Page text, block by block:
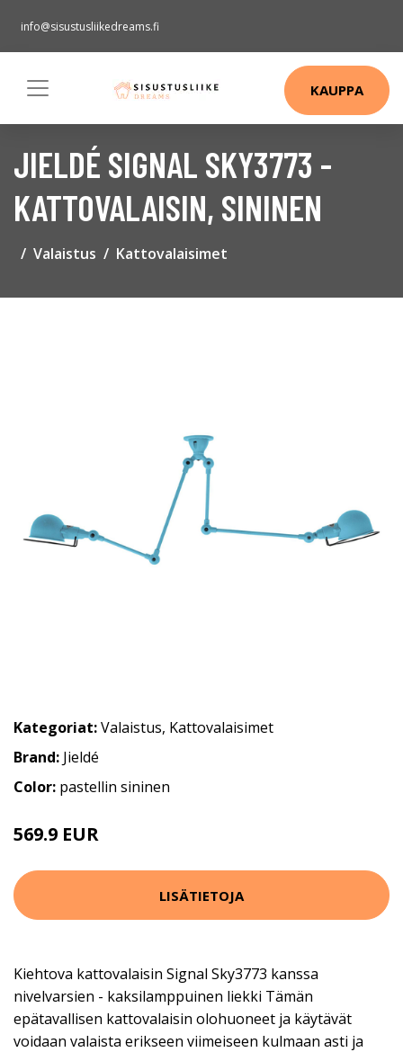
info@sisustusliikedreams.fi
KAUPPA
JIELDÉ SIGNAL SKY3773 -
KATTOVALAISIN, SININEN
Valaistus Kattovalaisimet
Kategoriat:Valaistus, Kattovalaisimet
Brand: Jieldé
Color: pastellin sininen
569.9 EUR
LISÄTIETOJA
Kiehtova kattovalaisin Signal Sky3773 kanssa
nivelvarsien - kaksilamppuinen liekki Tämän
epätavallisen kattovalaisin olohuoneet ja käytävät
voidaan valaista erikseen viimeiseen kulmaan asti ja